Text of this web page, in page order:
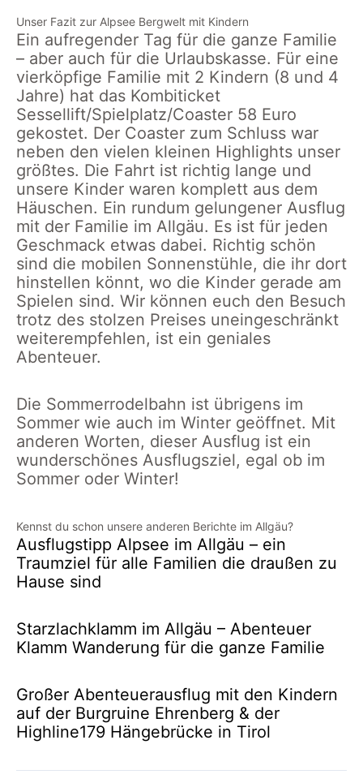
Unser Fazit zur Alpsee Bergwelt mit Kindern
Ein aufregender Tag für die ganze Familie
– aber auch für die Urlaubskasse. Für eine
vierköpfige Familie mit 2 Kindern (8 und 4
Jahre) hat das Kombiticket
Sessellift/Spielplatz/Coaster 58 Euro
gekostet. Der Coaster zum Schluss war
neben den vielen kleinen Highlights unser
größtes. Die Fahrt ist richtig lange und
unsere Kinder waren komplett aus dem
Häuschen. Ein rundum gelungener Ausflug
mit der Familie im Allgäu. Es ist für jeden
Geschmack etwas dabei. Richtig schön
sind die mobilen Sonnenstühle, die ihr dort
hinstellen könnt, wo die Kinder gerade am
Spielen sind. Wir können euch den Besuch
trotz des stolzen Preises uneingeschränkt
weiterempfehlen, ist ein geniales
Abenteuer.
Die Sommerrodelbahn ist übrigens im
Sommer wie auch im Winter geöffnet. Mit
anderen Worten, dieser Ausflug ist ein
wunderschönes Ausflugsziel, egal ob im
Sommer oder Winter!
Kennst du schon unsere anderen Berichte im Allgäu?
Ausflugstipp Alpsee im Allgäu – ein
Traumziel für alle Familien die draußen zu
Hause sind
Starzlachklamm im Allgäu – Abenteuer
Klamm Wanderung für die ganze Familie
Großer Abenteuerausflug mit den Kindern
auf der Burgruine Ehrenberg & der
Highline179 Hängebrücke in Tirol